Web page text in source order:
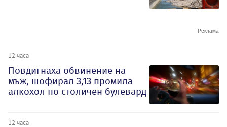
12 часа
Повдигнаха обвинение на
мъж, шофирал 3,13 промила
алкохол по столичен булевард
12 часа